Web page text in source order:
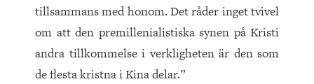
tillsammans med honom. Det råder inget tvivel
om att den premillenialistiska synen på Kristi
andra tillkommelse i verkligheten är den som
de flesta kristna i Kina delar.”